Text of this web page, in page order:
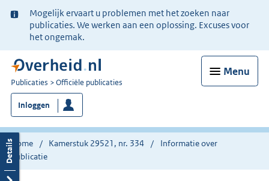
Ter
informatie:
Mogelijk ervaart u problemen met het zoeken naar
publicaties. We werken aan een oplossing. Excuses voor
het ongemak.
Menu
U
bent
nu
hier:
Publicaties Officiële publicaties
Inloggen
Home Kamerstuk 29521, nr. 334
Informatie over
publicatie